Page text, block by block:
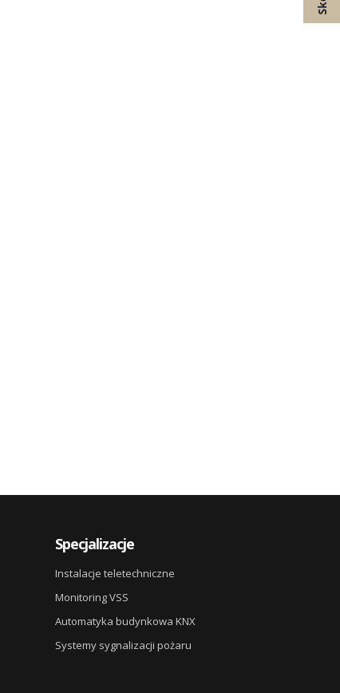
Specjalizacje
Instalacje teletechniczne
Monitoring VSS
Automatyka budynkowa KNX
Systemy sygnalizacji pożaru